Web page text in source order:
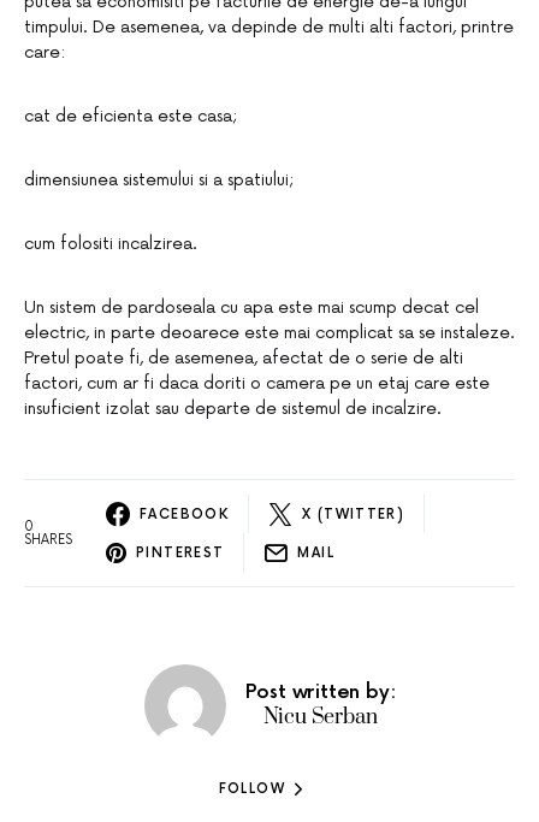
timpului. De asemenea, va depinde de multi alti factori, printre
care:
cat de eficienta este casa;
dimensiunea sistemului si a spatiului;
cum folositi incalzirea.
Un sistem de pardoseala cu apa este mai scump decat cel
electric, in parte deoarece este mai complicat sa se instaleze.
Pretul poate fi, de asemenea, afectat de o serie de alti
factori, cum ar fi daca doriti o camera pe un etaj care este
insuficient izolat sau departe de sistemul de incalzire.
0
SHARES
FACEBOOK X (TWITTER)
PINTEREST MAIL
Post written by:
Nicu Serban
FOLLOW